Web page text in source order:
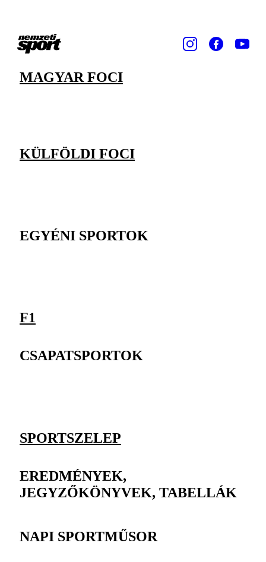
MAGYAR FOCI
KÜLFÖLDI FOCI
EGYÉNI SPORTOK
F1
CSAPATSPORTOK
SPORTSZELEP
EREDMÉNYEK,
JEGYZŐKÖNYVEK, TABELLÁK
NAPI SPORTMŰSOR